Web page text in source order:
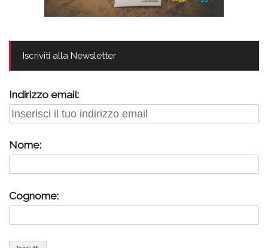
Iscriviti alla Newsletter
Indirizzo email:
Nome:
Cognome: